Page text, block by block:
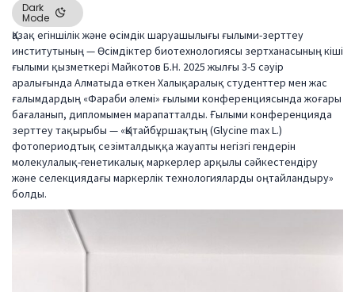
Dark
Mode
Қазақ егіншілік және өсімдік шаруашылығы ғылыми-зерттеу
институтының — Өсімдіктер биотехнологиясы зертханасының кіші
ғылыми қызметкері Майкотов Б.Н. 2025 жылғы 3-5 сәуір
аралығында Алматыда өткен Халықаралық студенттер мен жас
ғалымдардың «Фараби әлемі» ғылыми конференциясында жоғары
бағаланып, дипломымен марапатталды. Ғылыми конференцияда
зерттеу тақырыбы — «Қытайбұршақтың (Glycine max L.)
фотопериодтық сезімталдыққа жауапты негізгі гендерін
молекулалық-генетикалық маркерлер арқылы сәйкестендіру
және селекциядағы маркерлік технологияларды оңтайландыру»
болды.